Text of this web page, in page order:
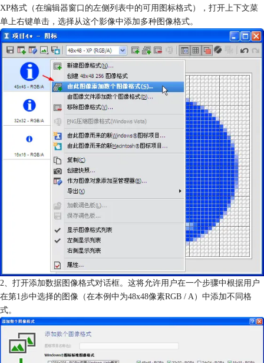
XP格式（在编辑器窗口的左侧列表中的可用图标格式），打开上下文菜
单上右键单击，选择从这个影像中添加多种图像格式。
2、打开添加数据图像格式对话框。这将允许用户在一个步骤中根据用户
在第1步中选择的图像（在本例中为48x48像素RGB / A）中添加不同格
式。